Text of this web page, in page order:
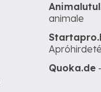
animale
Quoka.de